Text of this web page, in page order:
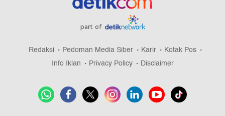
part of
Redaksi Pedoman Media Siber Karir
Kotak Pos
Info Iklan
Privacy Policy Disclaimer